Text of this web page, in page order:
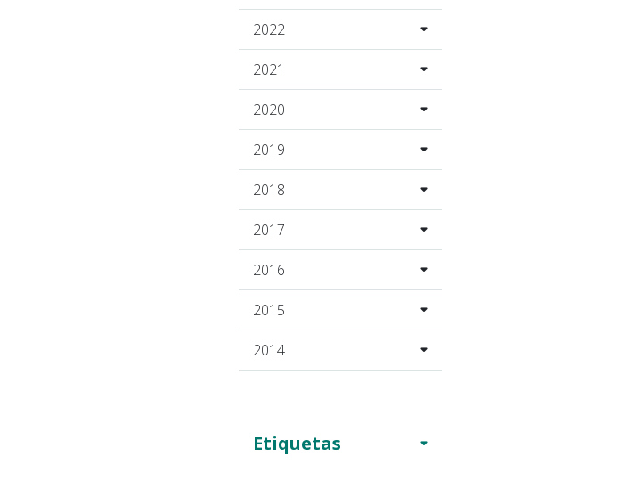
2022
2021
2020
2019
2018
2017
2016
2015
2014
Etiquetas